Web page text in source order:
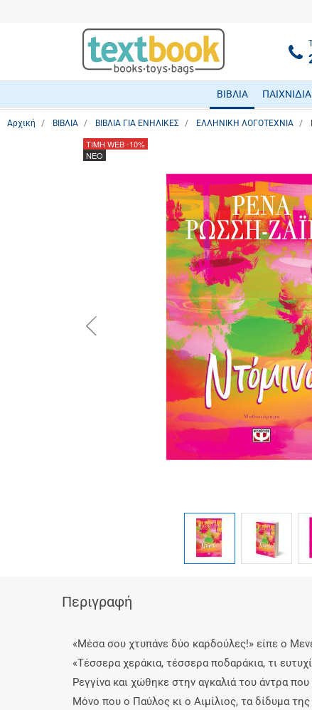
ΒΙΒΛΙΑ ΠΑΙΧΝΙΔΙΑ
Αρχική ΒΙΒΛΙΑ ΒΙΒΛΙΑ ΓΙΑ ΕΝΗΛΙΚΕΣ ΕΛΛΗΝΙΚΗ ΛΟΓΟΤΕΧΝΙΑ
button.prev
ΤΙΜΗ WEB-10%
ΝΕΟ
Περιγραφή
«Μέσα σου χτυπάνε δύο καρδούλες!» είπε ο
«Τέσσερα χεράκια, τέσσερα ποδαράκια, τι
Ρεγγίνα και χώθηκε στην αγκαλιά του άντρα
Μόνο που ο Παύλος κι ο Αιμίλιος, τα δίδυμα